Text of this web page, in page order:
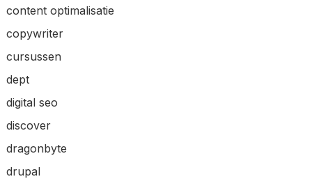
content optimalisatie
copywriter
cursussen
dept
digital seo
discover
dragonbyte
drupal